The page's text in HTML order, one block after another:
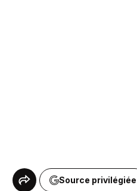
Source privilégiée